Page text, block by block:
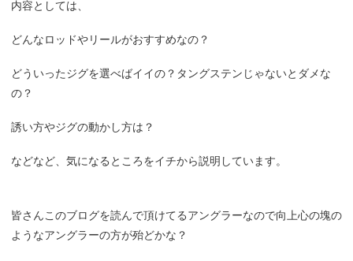
内容としては、
どんなロッドやリールがおすすめなの？
どういったジグを選べばイイの？タングステンじゃないとダメな
の？
誘い方やジグの動かし方は？
などなど、気になるところをイチから説明しています。
皆さんこのブログを読んで頂けてるアングラーなので向上心の塊の
ようなアングラーの方が殆どかな？